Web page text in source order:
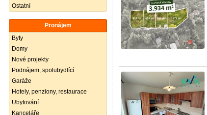
Ostatní
Pronájem
Byty
Domy
Nové projekty
Podnájem, spolubydlící
Garáže
Hotely, penziony, restaurace
Ubytování
Kanceláře